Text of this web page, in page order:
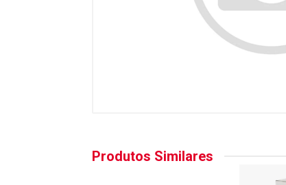
Produtos Similares